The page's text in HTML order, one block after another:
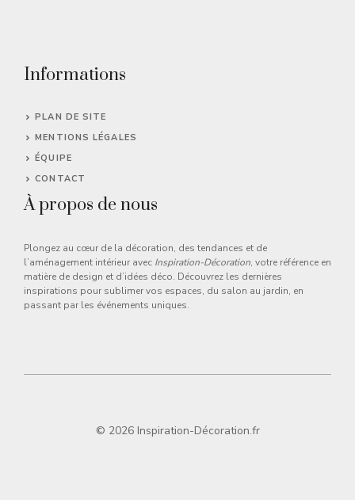
Informations
PLAN DE SITE
MENTIONS LÉGALES
ÉQUIPE
CONTACT
À propos de nous
Plongez au cœur de la décoration, des tendances et de
l’aménagement intérieur avec Inspiration-Décoration, votre référence en
matière de design et d’idées déco. Découvrez les dernières
inspirations pour sublimer vos espaces, du salon au jardin, en
passant par les événements uniques.
© 2026 Inspiration-Décoration.fr